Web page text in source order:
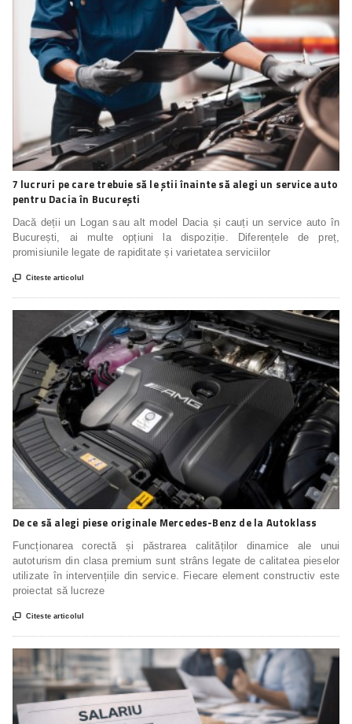
7 lucruri pe care trebuie să le știi înainte să alegi un service auto
pentru Dacia în București
Dacă deții un Logan sau alt model Dacia și cauți un service auto în
București, ai multe opțiuni la dispoziție. Diferențele de preț,
promisiunile legate de rapiditate și varietatea serviciilor
 Citeste articolul
De ce să alegi piese originale Mercedes-Benz de la Autoklass
Funcționarea corectă și păstrarea calităților dinamice ale unui
autoturism din clasa premium sunt strâns legate de calitatea pieselor
utilizate în intervențiile din service. Fiecare element constructiv este
proiectat să lucreze
 Citeste articolul